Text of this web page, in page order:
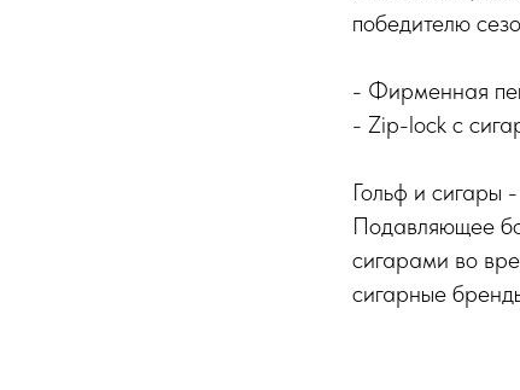
победителю
- Фирменная
- Zip-lock с
Гольф и сигары
Подавляющее
сигарами во
сигарные